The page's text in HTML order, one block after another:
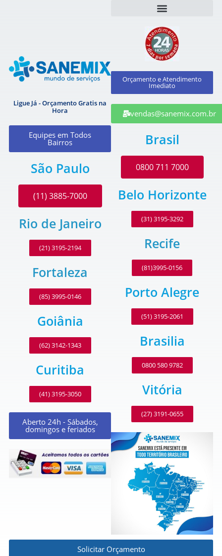
Ligue Já - Orçamento Gratis na
Hora
Equipes em Todos
Bairros
São Paulo
(11) 3885-7000
Rio de Janeiro
(21) 3195-2194
Fortaleza
(85) 3995-0146
Goiânia
(62) 3142-1343
Curitiba
(41) 3195-3050
Aberto 24h - Sábados,
domingos e feriados
Orçamento e Atendimento
Imediato
vendas@sanemix.com.br
Brasil
0800 711 7000
Belo Horizonte
(31) 3195-3292
Recife
(81)3995-0156
Porto Alegre
(51) 3195-2061
Brasilia
0800 580 9782
Vitória
(27) 3191-0655
Solicitar Orçamento